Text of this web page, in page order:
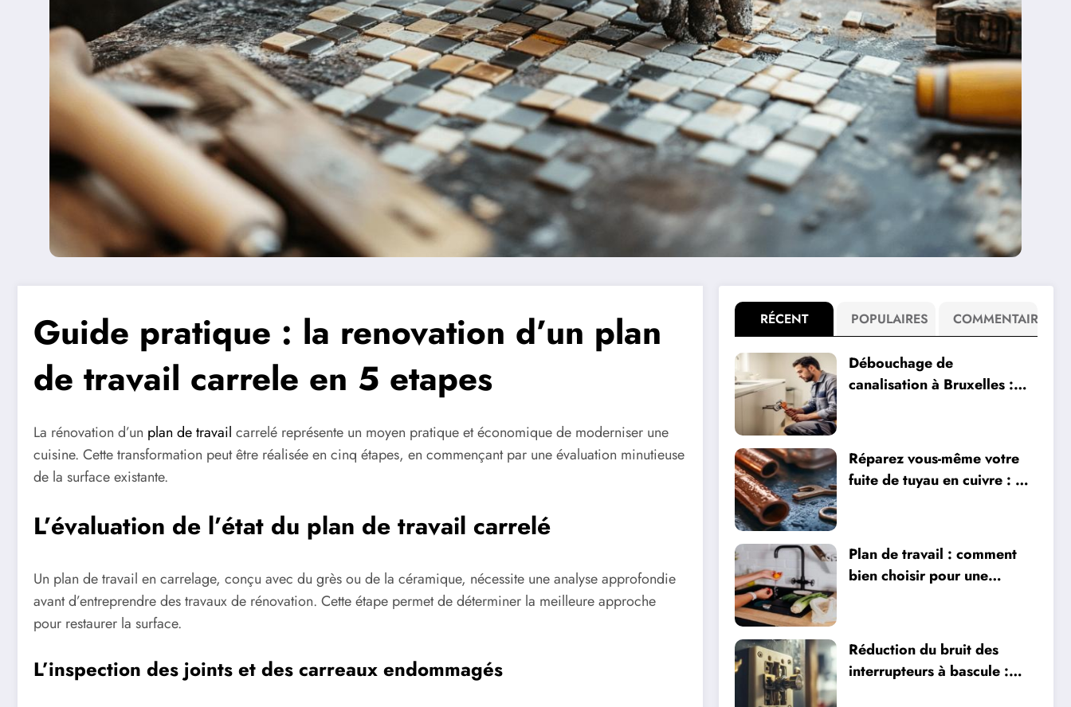
Guide pratique : la renovation d’un plan
de travail carrele en 5 etapes
La rénovation d’un plan de travail carrelé représente un moyen pratique et économique de moderniser une
cuisine. Cette transformation peut être réalisée en cinq étapes, en commençant par une évaluation minutieuse
de la surface existante.
L’évaluation de l’état du plan de travail carrelé
Un plan de travail en carrelage, conçu avec du grès ou de la céramique, nécessite une analyse approfondie
avant d’entreprendre des travaux de rénovation. Cette étape permet de déterminer la meilleure approche
pour restaurer la surface.
L’inspection des joints et des carreaux endommagés
RÉCENT POPULAIRES COMMENTAIRE
Débouchage de
canalisation à Bruxelles :
plomberie
Réparez vous-même votre
fuite de tuyau en cuivre : 4
Plan de travail : comment
bien choisir pour une
Réduction du bruit des
interrupteurs à bascule :